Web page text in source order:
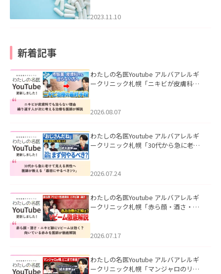
2023.11.10
新着記事
わたしの名医Youtube アルバアレルギ
ークリニック札幌「ニキビが皮膚科で
ました。
2026.08.07
わたしの名医Youtube アルバアレルギ
ークリニック札幌「30代から急に老け
た。
2026.07.24
わたしの名医Youtube アルバアレルギ
ークリニック札幌「赤ら顔・酒さ・ニ
した。
2026.07.17
わたしの名医Youtube アルバアレルギ
ークリニック札幌「マンジャロのリア